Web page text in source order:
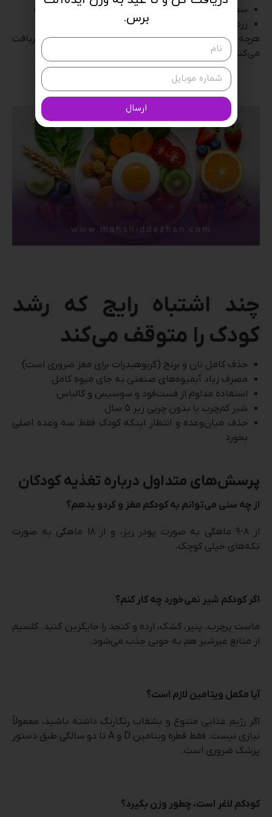
سفید یا قهوه‌ای (برنج قهوه‌ای، نان کامل، سیب‌زمینی)
زرد (تخم‌مرغ، زرده تخم‌مرغ، انبه)
هرچه بشقاب رنگارنگ‌تر، بدن مواد مغذی متنوع‌تری دریافت
می‌کند.
چند اشتباه رایج که رشد
کودک را متوقف می‌کند
حذف کامل نان و برنج (کربوهیدرات برای مغز ضروری است)
مصرف زیاد آبمیوه‌های صنعتی به جای میوه کامل
استفاده مداوم از فست‌فود و سوسیس و کالباس
شیر کم‌چرب یا بدون چربی زیر ۵ سال
حذف میان‌وعده و انتظار اینکه کودک فقط سه وعده اصلی
بخورد
پرسش‌های متداول درباره تغذیه کودکان
از چه سنی می‌توانم به کودکم مغز و گردو بدهم؟
از ۸-۹ ماهگی به صورت پودر ریز، و از ۱۸ ماهگی به صورت
تکه‌های خیلی کوچک.
اگر کودکم شیر نمی‌خورد چه کار کنم؟
ماست پرچرب، پنیر، کشک، ارده و کنجد را جایگزین کنید. کلسیم
از منابع غیرشیر هم به خوبی جذب می‌شود.
آیا مکمل ویتامین لازم است؟
اگر رژیم غذایی متنوع و بشقاب رنگارنگ داشته باشید، معمولاً
نیازی نیست. فقط قطره ویتامین D و A تا دو سالگی طبق دستور
پزشک ضروری است.
کودکم لاغر است، چطور وزن بگیرد؟
برس.
ارسال